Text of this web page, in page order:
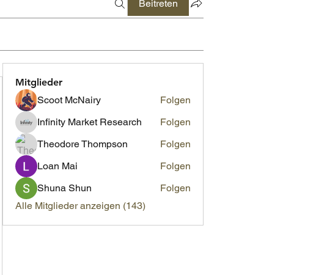
Beitreten
Mitglieder
Scoot McNairy
Folgen
Infinity Market Research
Folgen
Theodore Thompson
Folgen
Loan Mai
Folgen
Shuna Shun
Folgen
Alle Mitglieder anzeigen (143)